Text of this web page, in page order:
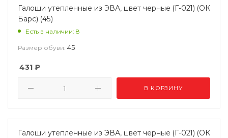
Галоши утепленные из ЭВА, цвет черные (Г-021) (ОК
Барс) (45)
Есть в наличии: 8
Размер обуви: 45
431 ₽
В КОРЗИНУ
Галоши утепленные из ЭВА, цвет черные (Г-021) (ОК